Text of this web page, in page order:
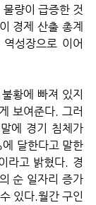
량이 급증한 것
경제 산출 총계
성장으로 이어
보여준다. 그러
에 경기 침체가
달한다고 말한
라고 밝혔다. 경
순 일자리 증가
있다.월간 구인